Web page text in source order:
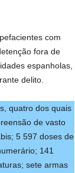
com
fora de
espanholas,
delito.
quatro dos quais
de vasto
5 597 doses de
141
sete armas